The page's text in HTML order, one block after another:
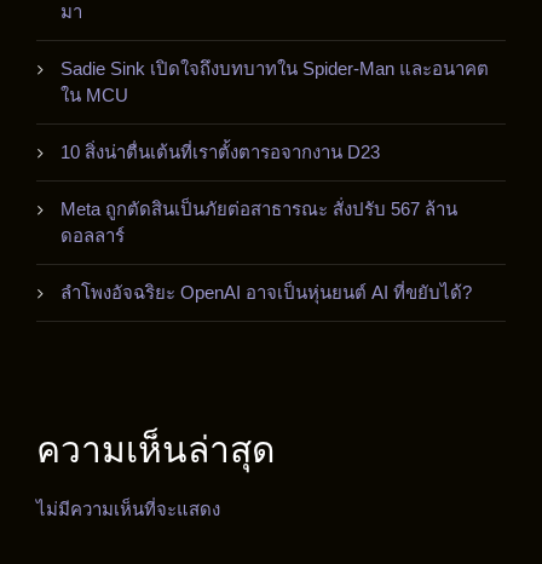
มา
Sadie Sink เปิดใจถึงบทบาทใน Spider-Man และอนาคต
ใน MCU
10 สิ่งน่าตื่นเต้นที่เราตั้งตารอจากงาน D23
Meta ถูกตัดสินเป็นภัยต่อสาธารณะ สั่งปรับ 567 ล้าน
ดอลลาร์
ลำโพงอัจฉริยะ OpenAI อาจเป็นหุ่นยนต์ AI ที่ขยับได้?
ความเห็นล่าสุด
ไม่มีความเห็นที่จะแสดง